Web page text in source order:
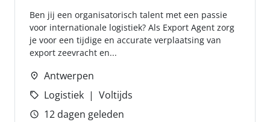
Ben jij een organisatorisch talent met een passie
voor internationale logistiek? Als Export Agent zorg
je voor een tijdige en accurate verplaatsing van
export zeevracht en...
Antwerpen
Logistiek
Voltijds
12 dagen geleden